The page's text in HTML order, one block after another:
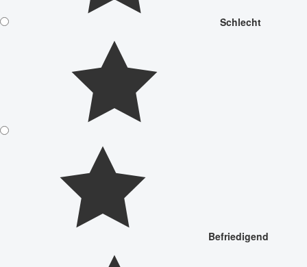
Schlecht
Befriedigend